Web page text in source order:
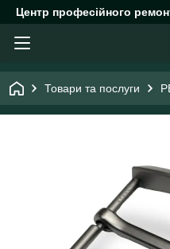
Центр професійного
Товари та послуги